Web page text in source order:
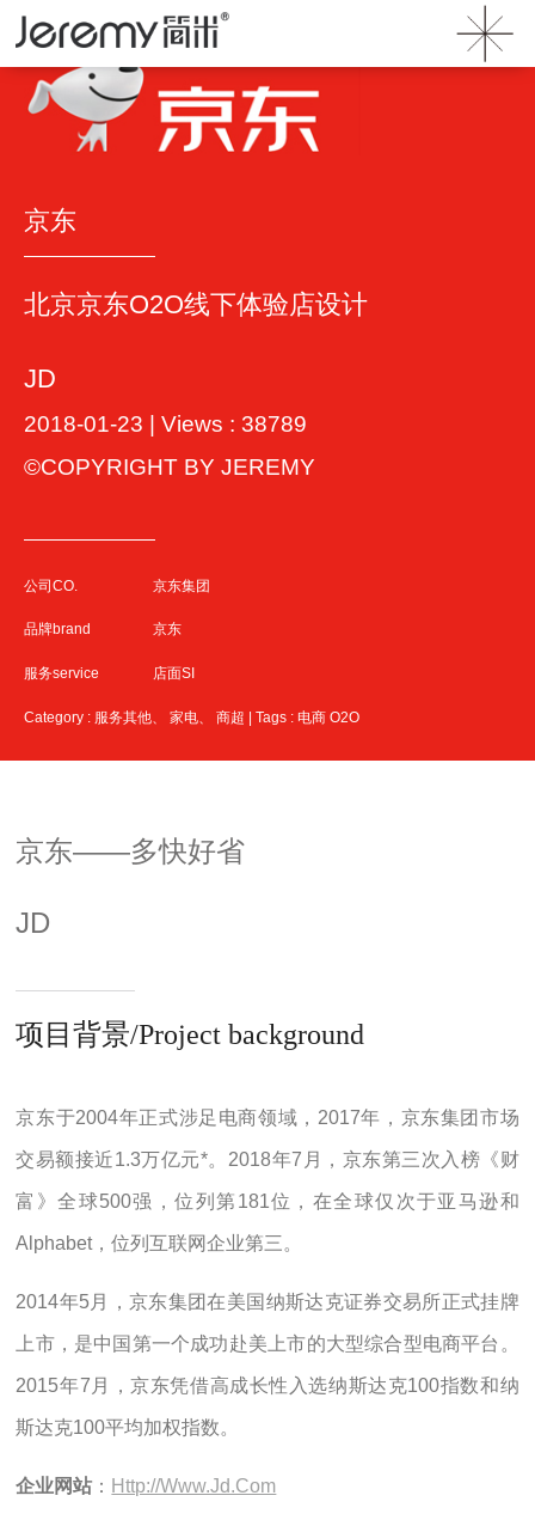
》 京东
京东
北京京东O2O线下体验店设计
JD
2018-01-23 | Views : 38789
©COPYRIGHT BY JEREMY
公司CO. 京东集团
品牌brand 京东
服务service 店面SI
Category : 服务其他、 家电、 商超 | Tags : 电商 O2O
京东——多快好省
JD
项目背景/Project background
京东于2004年正式涉足电商领域，2017年，京东集团市场
交易额接近1.3万亿元*。2018年7月，京东第三次入榜《财
富》全球500强，位列第181位，在全球仅次于亚马逊和
Alphabet，位列互联网企业第三。
2014年5月，京东集团在美国纳斯达克证券交易所正式挂牌
上市，是中国第一个成功赴美上市的大型综合型电商平台。
2015年7月，京东凭借高成长性入选纳斯达克100指数和纳
斯达克100平均加权指数。
企业网站 ： Http://www.jd.com